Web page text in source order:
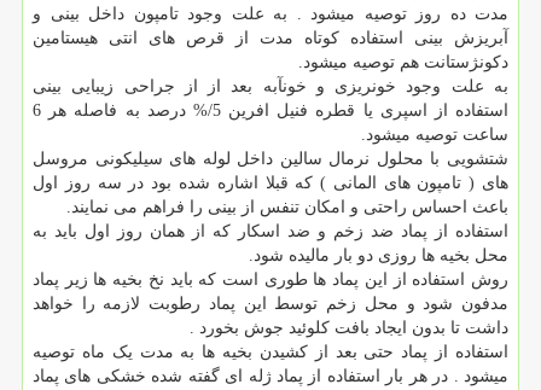
مدت ده روز توصیه میشود . به علت وجود تامپون داخل بینی و
آبریزش بینی استفاده کوتاه مدت از قرص های انتی هیستامین
دکونژستانت هم توصیه میشود.
به علت وجود خونریزی و خونآبه بعد از از جراحی زیبایی بینی
استفاده از اسپری یا قطره فنیل افرین%/5
درصد به فاصله هر 6
ساعت توصیه میشود.
شتشویی با محلول نرمال سالین داخل لوله های سیلیکونی مروسل
های ( تامپون های المانی ) که قبلا اشاره شده بود در سه روز اول
باعث احساس راحتی و امکان تنفس از بینی را فراهم می نمایند.
استفاده از پماد ضد زخم و ضد اسکار که از همان روز اول باید به
محل بخیه ها روزی دو بار مالیده شود.
روش استفاده از این پماد ها طوری است که باید نخ بخیه ها زیر پماد
مدفون شود و محل زخم توسط این پماد رطوبت لازمه را خواهد
داشت تا بدون ایجاد بافت کلوئید جوش بخورد .
استفاده از پماد حتی بعد از کشیدن بخیه ها به مدت یک ماه توصیه
میشود . در هر بار استفاده از پماد ژله ای گفته شده خشکی های پماد